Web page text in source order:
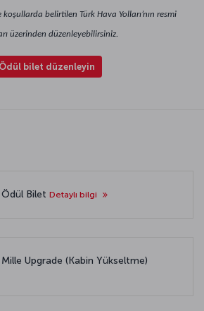
belirtilen Türk Hava Yolları’nın resmi
üzerinden düzenleyebilirsiniz.
Ödül bilet düzenleyin
Ödül Bilet Detaylı bilgi
Upgrade (Kabin Yükseltme)